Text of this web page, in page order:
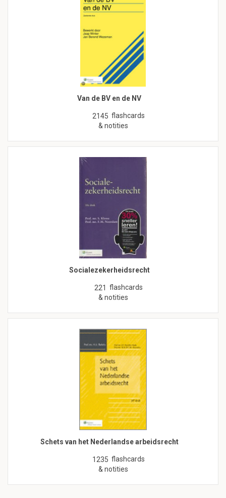
Van de BV en de NV
2145 flashcards
& notities
Socialezekerheidsrecht
221 flashcards
& notities
Schets van het Nederlandse arbeidsrecht
1235 flashcards
& notities